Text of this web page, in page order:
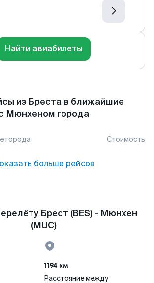
Найти авиабилеты
из Бреста в ближайшие
Мюнхеном города
города Стоимость
больше рейсов
Брест (BES) - Мюнхен
(MUC)
1194 км
Расстояние между